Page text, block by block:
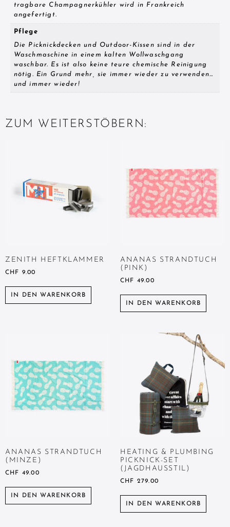
tragbare Champagnerkühler wird in Frankreich
angefertigt.
Pflege
Die Picknickdecken und Outdoor-Kissen sind in der
Waschmaschine in einem kalten Wollwaschgang
waschbar. Es ist also keine teure chemische Reinigung
nötig. Ein Grund mehr, sie immer wieder zu verwenden…
und immer wieder!
ZUM WEITERSTÖBERN:
ZENITH HEFTKLAMMER
CHF 9.00
IN DEN WARENKORB
ANANAS STRANDTUCH
(PINK)
CHF 49.00
IN DEN WARENKORB
ANANAS STRANDTUCH
(MINZE)
CHF 49.00
IN DEN WARENKORB
HEATING & PLUMBING
PICKNICK-SET
(JAGDHAUSSTIL)
CHF 279.00
IN DEN WARENKORB